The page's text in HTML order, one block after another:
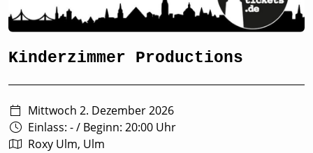
Kinderzimmer Productions
Mittwoch 2. Dezember 2026
Einlass: -/ Beginn: 20:00 Uhr
Roxy Ulm, Ulm